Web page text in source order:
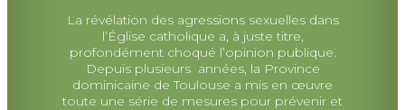
La révélation des agressions sexuelles dans
l’Église catholique a, à juste titre,
profondément choqué l’opinion publique.
Depuis plusieurs années, la Province
dominicaine de Toulouse a mis en œuvre
toute une série de mesures pour prévenir et